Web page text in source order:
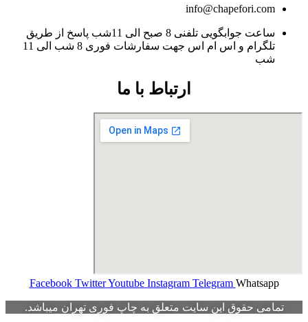
info@chapefori.com
ساعت جوابگویی تلفنی 8 صبح الی 11شب پاسخ از طریق
تلگرام و اس ام اس جهت سفارشات فوری 8 شب الی 11
شب
ارتباط با ما
Facebook Twitter Youtube Instagram Telegram Whatsapp
تمامی حقوق این سایت متعلق به چاپ فوری تهران میباشد.